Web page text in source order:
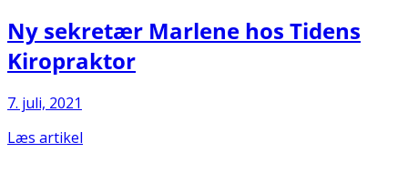
Ny sekretær Marlene hos Tidens
Kiropraktor
7. juli, 2021
Læs artikel